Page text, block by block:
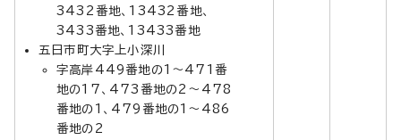
3432番地、13432番地、
3433番地、13433番地
五日市町大字上小深川
字高岸449番地の1～471番
地の17、473番地の2～478
番地の1、479番地の1～486
番地の2